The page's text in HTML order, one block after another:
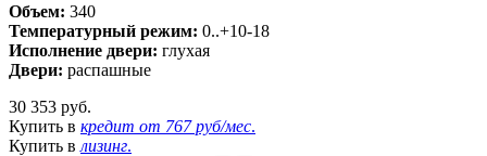
Объем: 340
Температурный режим: 0..+10-18
Исполнение двери: глухая
Двери: распашные
30 353 руб.
Купить в кредит от 767 руб/мес.
Купить в лизинг.